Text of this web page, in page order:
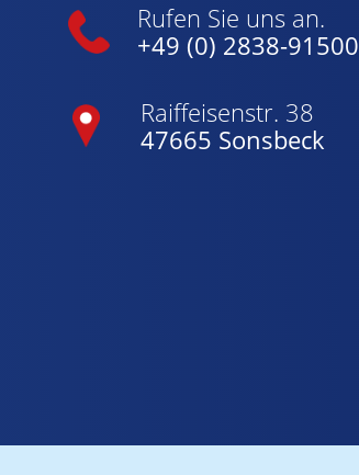
Rufen Sie uns an.
+49 (0) 2838-91500
Raiffeisenstr. 38
47665 Sonsbeck